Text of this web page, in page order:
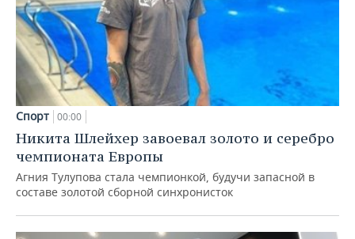
Спорт 00:00
Никита Шлейхер завоевал золото и серебро
чемпионата Европы
Агния Тулупова стала чемпионкой, будучи запасной в
составе золотой сборной синхронисток